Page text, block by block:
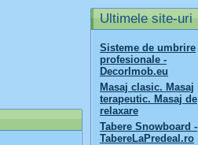
Ultimele site-uri
Sisteme de umbrire
profesionale -
DecorImob.eu
Masaj clasic. Masaj
terapeutic. Masaj de
relaxare
Tabere Snowboard -
TabereLaPredeal.ro